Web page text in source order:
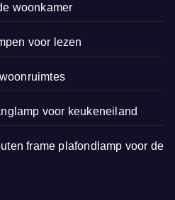
woonkamer
voor lezen
voor keukeneiland
frame plafondlamp voor de